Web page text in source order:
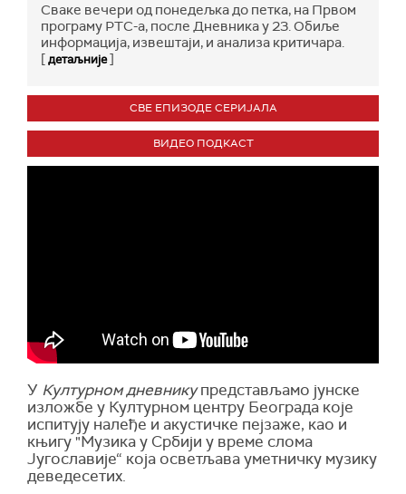
Сваке вечери од понедељка до петка, на Првом
програму РТС-а, после Дневника у 23. Обиље
информација, извештаји, и анализа критичара.
[детаљније]
СВЕ ЕПИЗОДЕ СЕРИЈАЛА
ВИДЕО ПОДКАСТ
У Културном дневникупредстављамо јунске
изложбе у Културном центру Београда које
испитују налеђе и акустичке пејзаже, као и
књигу "Музика у Србији у време слома
Југославије“ која осветљава уметничку музику
деведесетих.